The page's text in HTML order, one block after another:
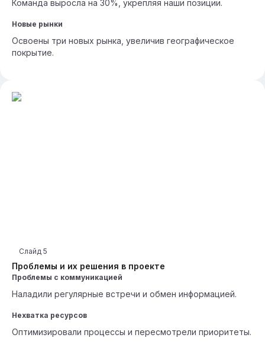
Команда выросла на 30%, укрепляя наши позиции.
Новые рынки
Освоены три новых рынка, увеличив географическое
покрытие.
Проблемы и их решения в проекте
Слайд 5
Проблемы с коммуникацией
Наладили регулярные встречи и обмен информацией.
Нехватка ресурсов
Оптимизировали процессы и пересмотрели приоритеты.